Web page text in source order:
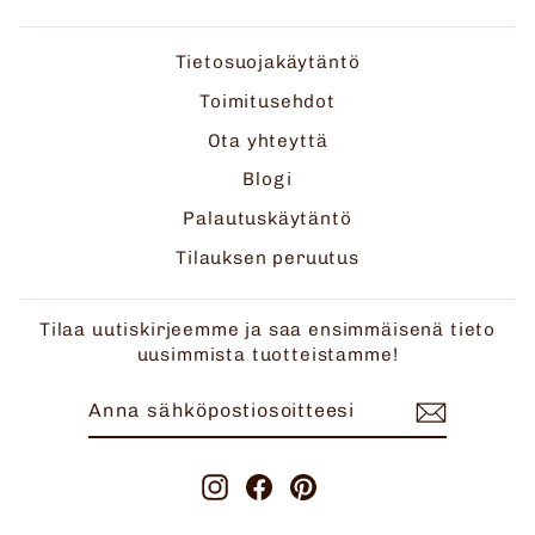
Tietosuojakäytäntö
Toimitusehdot
Ota yhteyttä
Blogi
Palautuskäytäntö
Tilauksen peruutus
Tilaa uutiskirjeemme ja saa ensimmäisenä tieto
uusimmista tuotteistamme!
SÄHKÖPOSTIOSOITTEESI
Instagram
FacebookPinterest